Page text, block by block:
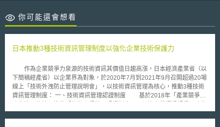
你可能還會想看
日本推動3種技術資訊管理制度以強化企業技術保護力
作為企業競爭力泉源的技術資訊其價值日趨高漲，日本經濟產業省（以
下簡稱經產省）以企業界為對象，於2020年7月到2021年9月召開超過20場
線上「技術外洩防止管理說明會」，以技術資訊管理為核心，推動3種技術
資訊管理制度： 一、技術資訊管理認證制度 基於2018年「產業競爭力
企業取得合作夥伴信賴之能力。 二、營業秘密管理制度 基於日本「不